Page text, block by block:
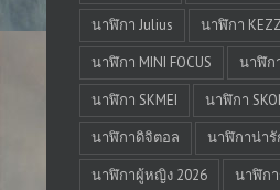
นาฬิกา Julius
นาฬิกา
นาฬิกา MINI FOCUS
นาฬิก
นาฬิกา SKMEI
นาฬิกา
นาฬิกาดิจิตอล
นาฬิกาน่ารั
นาฬิกาผู้หญิง 2026
นาฬิก